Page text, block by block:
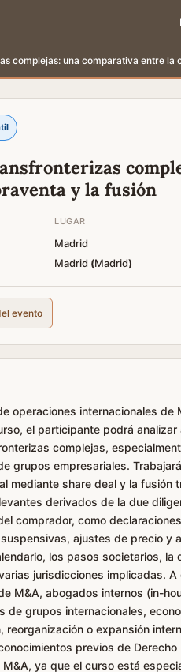
complejas: una comparativa entre la
y la fusión
LUGAR
Madrid
Madrid (Madrid)
evento
operaciones internacionales de
el participante podrá
complejas,
grupos empresariales.
mediante share deal y la fusión
derivados de la due
comprador, como
ajustes de precio y
los pasos societarios, la
jurisdicciones implicadas.
M&A, abogados internos (in-
de grupos internacionales,
o expansión
previos de
ya que el curso está